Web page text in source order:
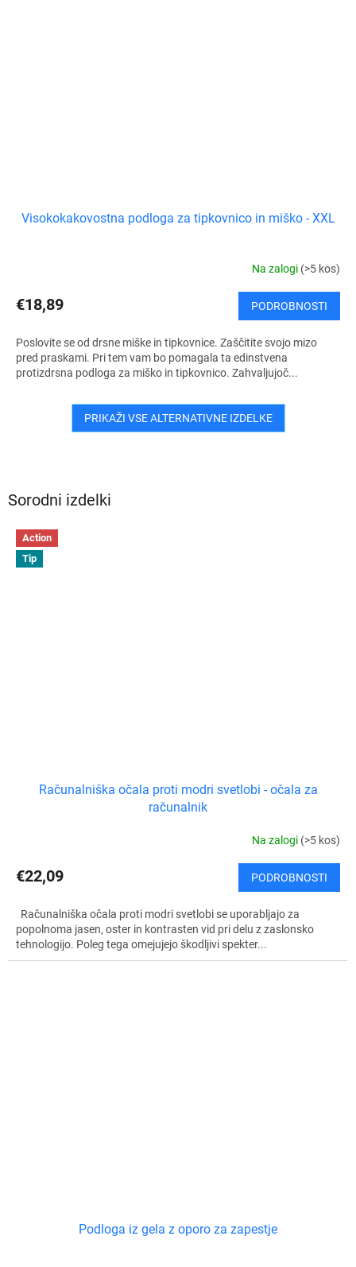
Sorodni izdelki
Action
Tip
Računalniška očala proti modri svetlobi - očala za
računalnik
Na zalogi (>5 kos)
€22,09 PODROBNOSTI
Računalniška očala proti modri svetlobi se uporabljajo za
popolnoma jasen, oster in kontrasten vid pri delu z zaslonsko
tehnologijo. Poleg tega omejujejo škodljivi spekter...
Podloga iz gela z oporo za zapestje
Visokokakovostna podloga za tipkovnico in miško - XXL
Na zalogi (>5 kos)
€18,89 PODROBNOSTI
Poslovite se od drsne miške in tipkovnice. Zaščitite svojo mizo
pred praskami. Pri tem vam bo pomagala ta edinstvena
protizdrsna podloga za miško in tipkovnico. Zahvaljujoč...
PRIKAŽI VSE ALTERNATIVNE IZDELKE